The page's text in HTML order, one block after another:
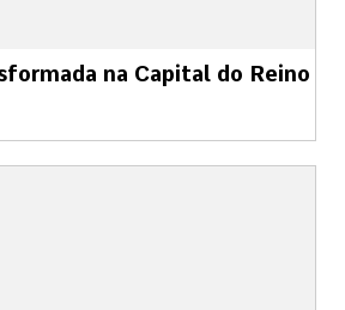
na Capital do Reino